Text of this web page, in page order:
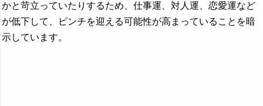
かと苛立っていたりするため、仕事運、対人運、恋愛運など
が低下して、ピンチを迎える可能性が高まっていることを暗
示しています。